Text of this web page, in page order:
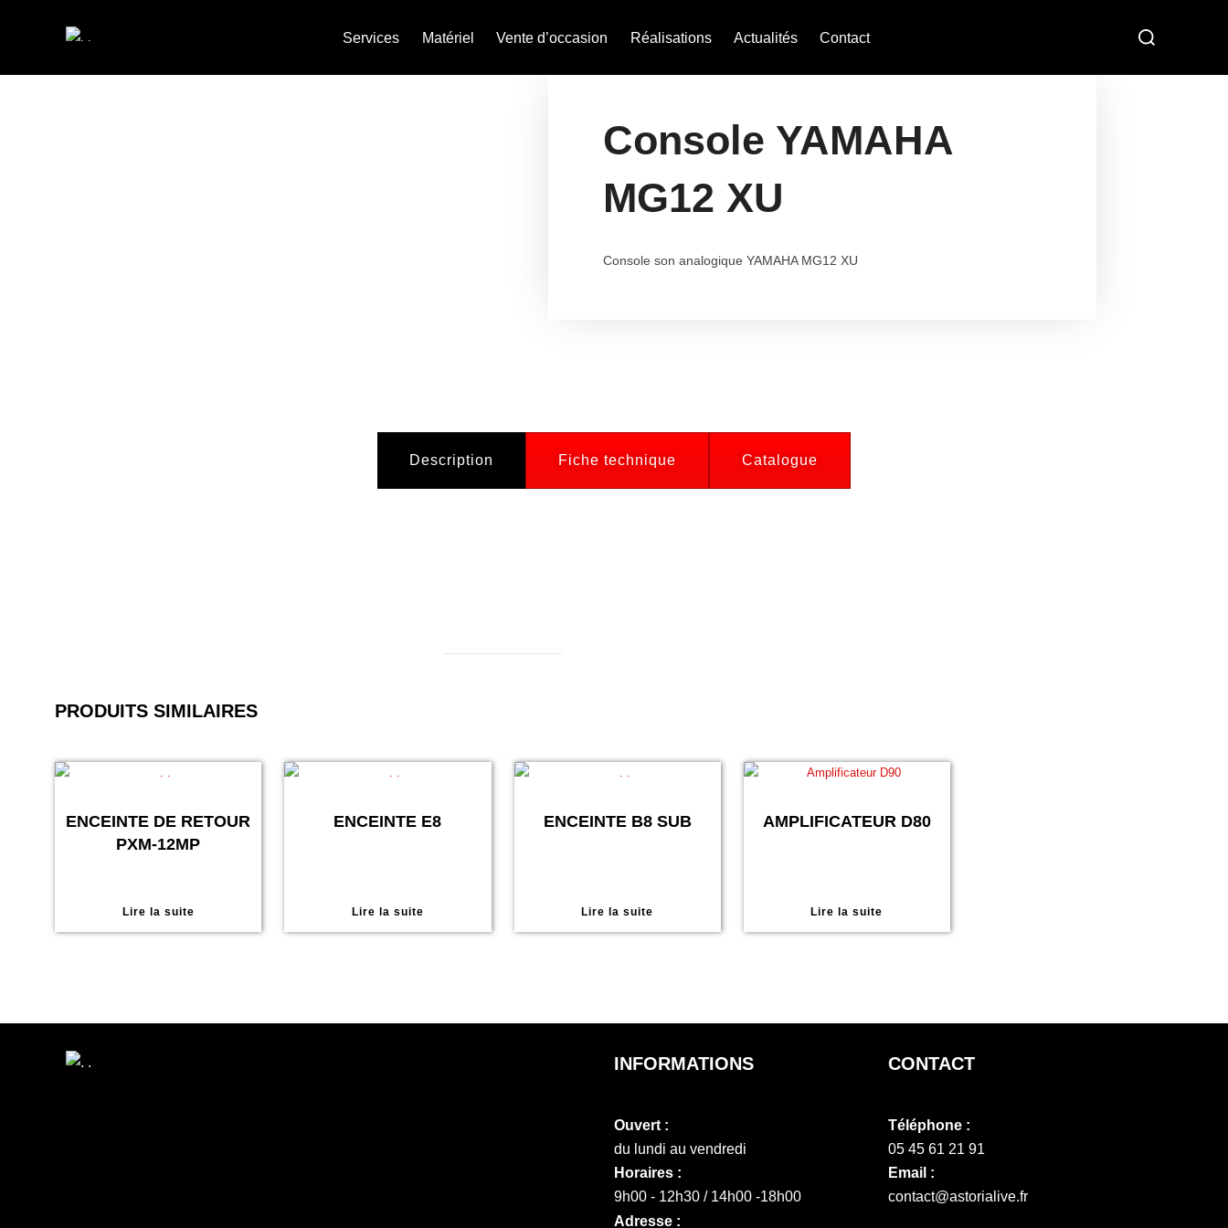
Services Matériel Vente d’occasion Réalisations Actualités Contact
Console YAMAHA
MG12 XU
Console son analogique YAMAHA MG12 XU
Description Fiche technique Catalogue
PRODUITS SIMILAIRES
ENCEINTE DE RETOUR
PXM-12MP
Lire la suite
ENCEINTE E8
Lire la suite
ENCEINTE B8 SUB
Lire la suite
AMPLIFICATEUR D80
Lire la suite
INFORMATIONS
Ouvert :
du lundi au vendredi
Horaires :
9h00 - 12h30 / 14h00 -18h00
Adresse :
CONTACT
Téléphone :
05 45 61 21 91
Email :
contact@astorialive.fr